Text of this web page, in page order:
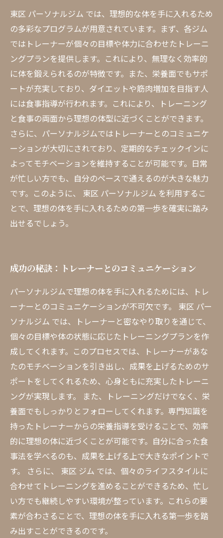
成功事例：実際に理想の体を手に入れた人たち
東区 パーソナルジム で新しい自分に出会おう
東区 パーソナルジム では、理想的な体を手に入れるため
の多彩なプログラムが用意されています。まず、各ジム
ではトレーナーが個々の目標や体力に合わせたトレーニ
ングプランを提供します。これにより、無理なく効率的
に体を鍛えられるのが特徴です。また、栄養面でもサポ
ートが充実しており、ダイエットや筋肉増加を目指す人
には食事指導が行われます。これにより、トレーニング
と食事の両面から理想の体型に近づくことができます。
さらに、パーソナルジムではトレーナーとのコミュニケ
ーションが大切にされており、定期的なチェックインに
よってモチベーションを維持することが可能です。日常
が忙しい方でも、自分のペースで通えるのが大きな魅力
です。このように、 東区 パーソナルジム を利用するこ
とで、理想の体を手に入れるための第一歩を確実に踏み
出せるでしょう。
成功の秘訣：トレーナーとのコミュニケーション
パーソナルジムで理想の体を手に入れるためには、トレ
ーナーとのコミュニケーションが不可欠です。 東区 パー
ソナルジム では、トレーナーと密なやり取りを通じて、
個々の目標や体の状態に応じたトレーニングプランを作
成してくれます。このプロセスでは、トレーナーがあな
たのモチベーションを引き出し、成果を上げるためのサ
ポートをしてくれるため、心身ともに充実したトレーニ
ングが実現します。 また、トレーニングだけでなく、栄
養面でもしっかりとフォローしてくれます。専門知識を
持ったトレーナーからの栄養指導を受けることで、効率
的に理想の体に近づくことが可能です。自分に合った食
事法を学べるのも、成果を上げる上で大きなポイントで
す。 さらに、 東区 ジム では、個々のライフスタイルに
合わせてトレーニングを進めることができるため、忙し
い方でも継続しやすい環境が整っています。これらの要
素が合わさることで、理想の体を手に入れる第一歩を踏
み出すことができるのです。